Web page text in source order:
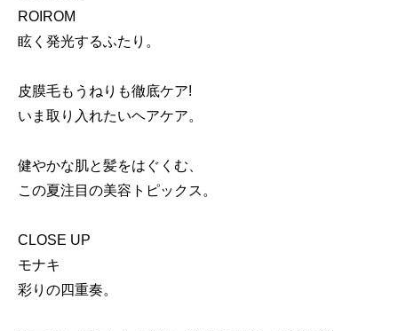
ROIROM
眩く発光するふたり。
皮膜毛もうねりも徹底ケア!
いま取り入れたいヘアケア。
健やかな肌と髪をはぐくむ、
この夏注目の美容トピックス。
CLOSE UP
モナキ
彩りの四重奏。